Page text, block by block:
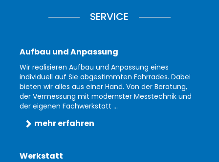
SERVICE
Aufbau und Anpassung
Wir realisieren Aufbau und Anpassung eines
individuell auf Sie abgestimmten Fahrrades. Dabei
bieten wir alles aus einer Hand. Von der Beratung,
der Vermessung mit modernster Messtechnik und
der eigenen Fachwerkstatt ...
mehr erfahren
Werkstatt